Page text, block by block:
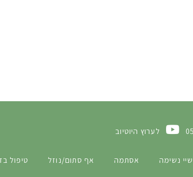
לערוץ היוטיוב
נשימה אסתמה אף סתום/נוזל טיפול